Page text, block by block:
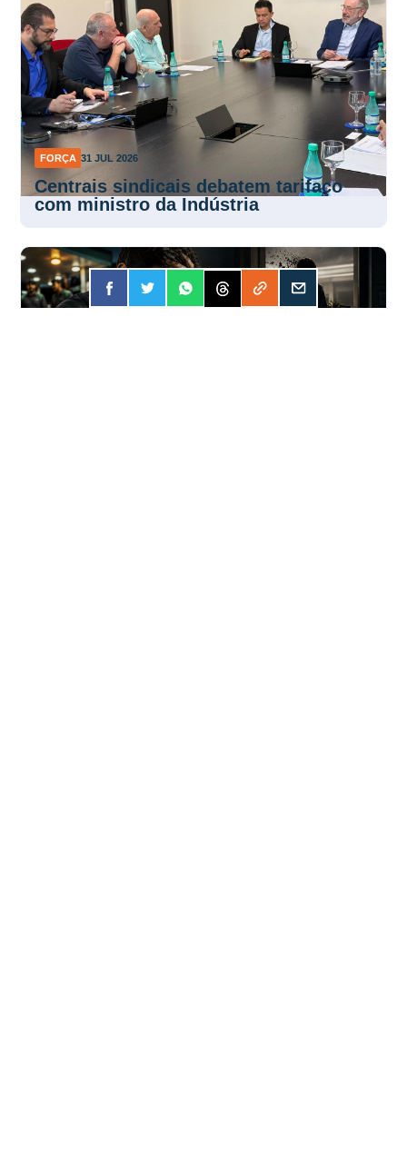
FORÇA 31 JUL 2026
Centrais sindicais debatem tarifaço
com ministro da Indústria